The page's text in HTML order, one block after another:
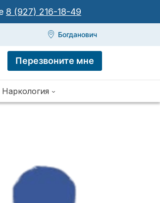
8 (927) 216-18-49
Богданович
Перезвоните мне
Наркология